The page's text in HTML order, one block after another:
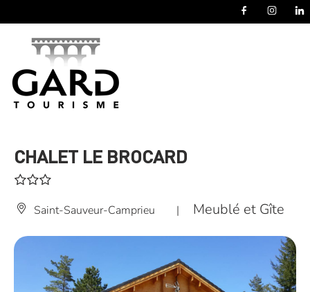
CHALET LE BROCARD
Saint-Sauveur-Camprieu | Meublé et Gîte